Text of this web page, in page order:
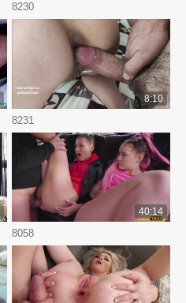
8230
8231
8:10
8058
40:14